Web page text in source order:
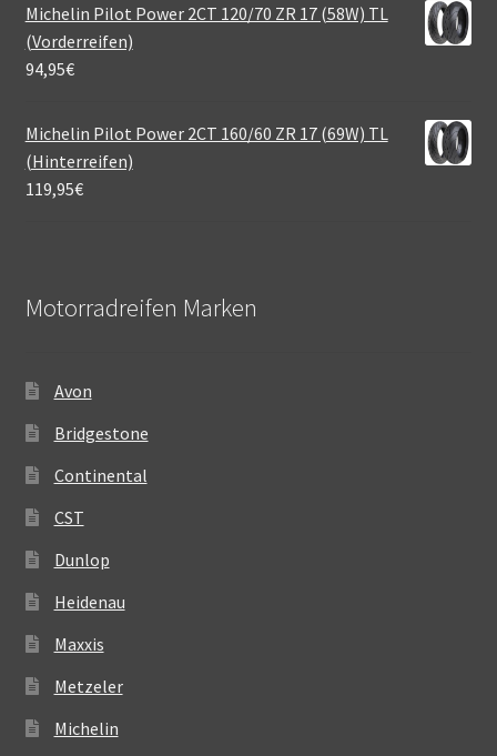
Michelin Pilot Power 2CT 120/70 ZR 17 (58W) TL
(Vorderreifen)
94,95€
Michelin Pilot Power 2CT 160/60 ZR 17 (69W) TL
(Hinterreifen)
119,95€
Motorradreifen Marken
Avon
Bridgestone
Continental
CST
Dunlop
Heidenau
Maxxis
Metzeler
Michelin